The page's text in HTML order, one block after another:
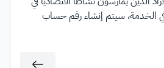
الخدمة، سيتم إنشاء رقم حساب